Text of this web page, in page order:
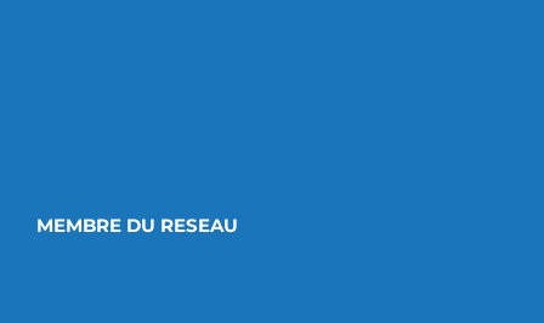
MEMBRE DU RESEAU